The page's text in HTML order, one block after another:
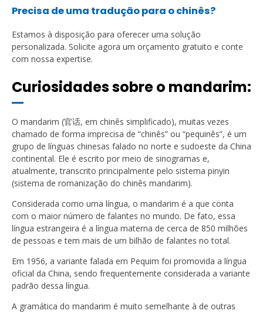
Precisa de uma tradução para o chinês?
Estamos à disposição para oferecer uma solução
personalizada. Solicite agora um orçamento gratuito e conte
com nossa expertise.
Curiosidades sobre o mandarim:
O mandarim (官话, em chinês simplificado), muitas vezes
chamado de forma imprecisa de “chinês” ou “pequinês”, é um
grupo de línguas chinesas falado no norte e sudoeste da China
continental. Ele é escrito por meio de sinogramas e,
atualmente, transcrito principalmente pelo sistema pinyin
(sistema de romanização do chinês mandarim).
Considerada como uma língua, o mandarim é a que conta
com o maior número de falantes no mundo. De fato, essa
língua estrangeira é a língua materna de cerca de 850 milhões
de pessoas e tem mais de um bilhão de falantes no total.
Em 1956, a variante falada em Pequim foi promovida a língua
oficial da China, sendo frequentemente considerada a variante
padrão dessa língua.
A gramática do mandarim é muito semelhante à de outras